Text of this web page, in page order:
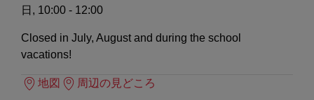
日, 10:00 - 12:00
Closed in July, August and during the school
vacations!
地図 周辺の見どころ